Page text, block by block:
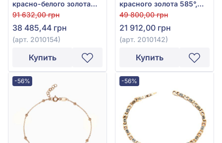
красно-белого золота
585°, без вставки, арт.
2010154
91 632,00 грн
38 485,44 грн
(арт. 2010154)
Купить
красного золота 585°,
без вставки, арт. 2010142
49 800,00 грн
21 912,00 грн
(арт. 2010142)
Купить
-56% -56%